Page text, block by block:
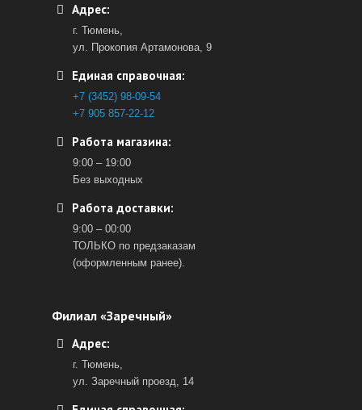
Адрес:
г. Тюмень,
ул. Прокопия Артамонова, 9
Единая справочная:
+7 (3452) 98-09-54
+7 905 857-22-12
Работа магазина:
9:00 – 19:00
Без выходных
Работа доставки:
9:00 – 00:00
ТОЛЬКО по предзаказам
(оформленным ранее).
Филиал «Заречный»
Адрес:
г. Тюмень,
ул. Заречный проезд, 14